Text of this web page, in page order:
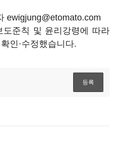
ewigjung@etomato.com
준칙 및 윤리강령에 따라
인·수정했습니다.